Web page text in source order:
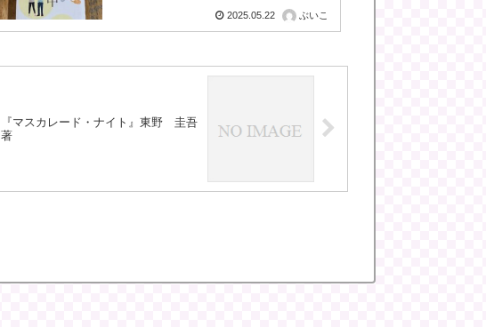
2025.05.22 ぶいこ
『マスカレード・ナイト』東野 圭吾
著